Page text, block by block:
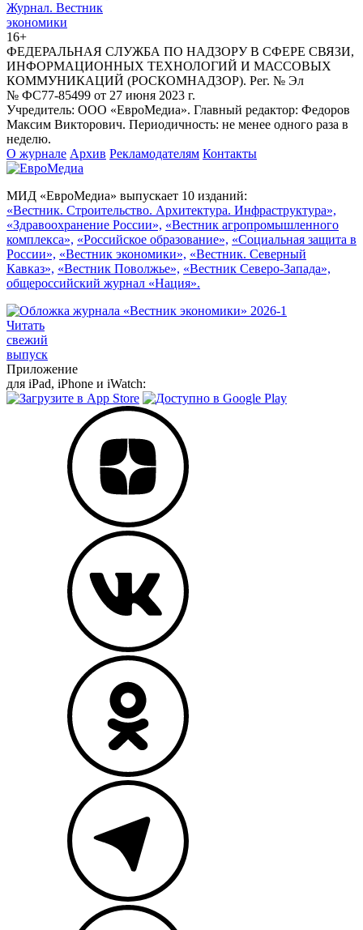
Журнал. Вестник
экономики
16+
ФЕДЕРАЛЬНАЯ СЛУЖБА ПО НАДЗОРУ В СФЕРЕ СВЯЗИ,
ИНФОРМАЦИОННЫХ ТЕХНОЛОГИЙ И МАССОВЫХ
КОММУНИКАЦИЙ (РОСКОМНАДЗОР). Рег. № Эл
№ ФС77-85499 от 27 июня 2023 г.
Учредитель: ООО «ЕвроМедиа». Главный редактор: Федоров
Максим Викторович. Периодичность: не менее одного раза в
неделю.
О журнале Архив Рекламодателям Контакты
МИД «ЕвроМедиа» выпускает 10 изданий:
«Вестник. Строительство. Архитектура. Инфраструктура»,
«Здравоохранение России», «Вестник агропромышленного
комплекса», «Российское образование», «Социальная защита в
России», «Вестник экономики», «Вестник. Северный
Кавказ», «Вестник Поволжье», «Вестник Северо-Запада»,
общероссийский журнал «Нация».
Читать
свежий
выпуск
Приложение
для iPad, iPhone и iWatch: